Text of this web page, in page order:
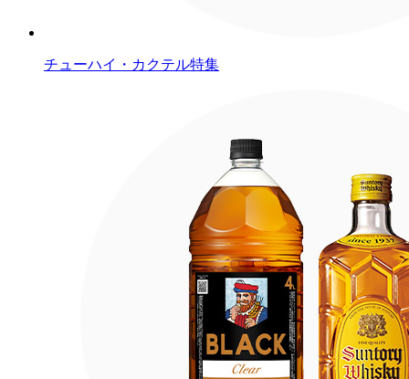
チューハイ・カクテル特集